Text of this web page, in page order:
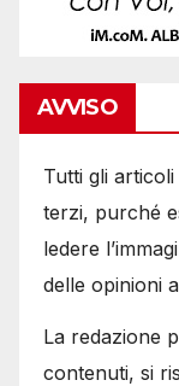
AVVISO
Tutti gli
terzi, purché
ledere
delle opinioni
La redazione
contenuti, si